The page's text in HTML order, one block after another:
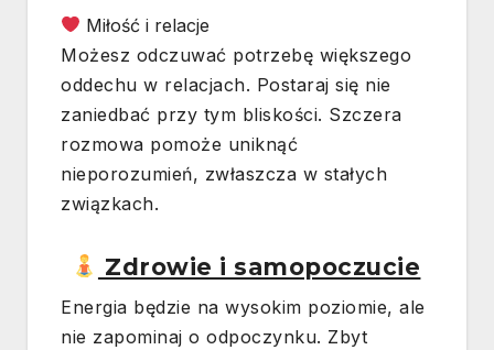
Miłość i relacje
Możesz odczuwać potrzebę większego
oddechu w relacjach. Postaraj się nie
zaniedbać przy tym bliskości. Szczera
rozmowa pomoże uniknąć
nieporozumień, zwłaszcza w stałych
związkach.
Zdrowie i samopoczucie
Energia będzie na wysokim poziomie, ale
nie zapominaj o odpoczynku. Zbyt